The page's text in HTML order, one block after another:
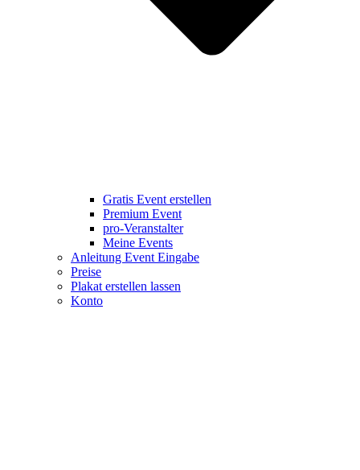
Gratis Event erstellen
Premium Event
pro-Veranstalter
Meine Events
Anleitung Event Eingabe
Preise
Plakat erstellen lassen
Konto